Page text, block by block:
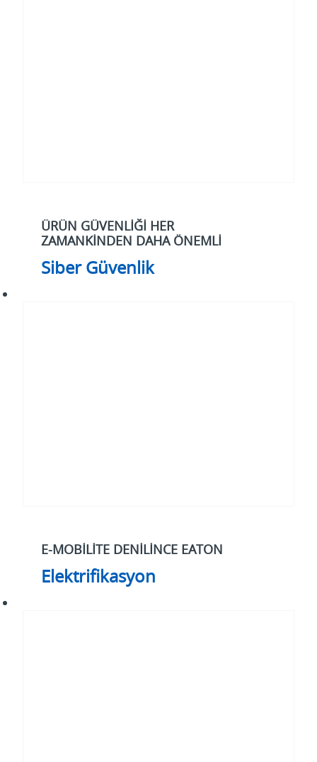
ÜRÜN GÜVENLİĞİ HER
ZAMANKİNDEN DAHA ÖNEMLİ
Siber Güvenlik
E-MOBİLİTE DENİLİNCE EATON
Elektrifikasyon